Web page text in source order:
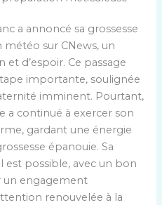
a annoncé sa grossesse
sur CNews, un
d’espoir. Ce passage
importante, soulignée
imminent. Pourtant,
a continué à exercer son
gardant une énergie
épanouie. Sa
possible, avec un bon
un engagement
renouvelée à la